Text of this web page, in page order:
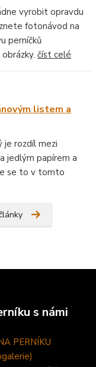
vyrobit opravdu
fotonávod na
perníčků
číst celé
listem a
je rozdíl mezi
jedlým papírem a
se to v tomto
s námi
PERNÍKU